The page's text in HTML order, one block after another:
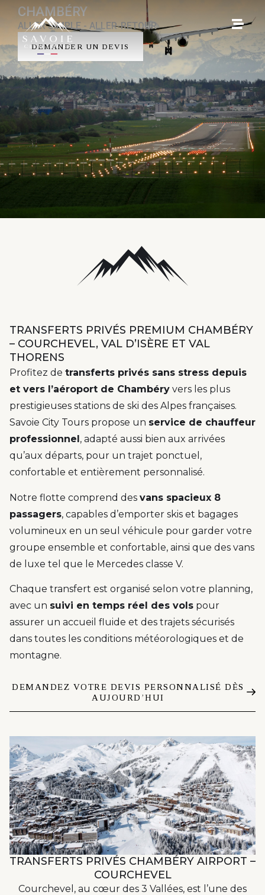
CHAMBÉRY
ALLER SIMPLE - ALLER-RETOUR
DEMANDER UN DEVIS
TRANSFERTS PRIVÉS PREMIUM CHAMBÉRY
– COURCHEVEL, VAL D’ISÈRE ET VAL
THORENS
Profitez de transferts privés sans stress depuis
et vers l’aéroport de Chambéry vers les plus
prestigieuses stations de ski des Alpes françaises.
Savoie City Tours propose un service de chauffeur
professionnel , adapté aussi bien aux arrivées
qu’aux départs, pour un trajet ponctuel,
confortable et entièrement personnalisé.
Notre flotte comprend des vans spacieux 8
passagers, capables d’emporter skis et bagages
volumineux en un seul véhicule pour garder votre
groupe ensemble et confortable, ainsi que des vans
de luxe tel que le Mercedes classe V.
Chaque transfert est organisé selon votre planning,
avec un suivi en temps réel des vols pour
assurer un accueil fluide et des trajets sécurisés
dans toutes les conditions météorologiques et de
montagne.
DEMANDEZ VOTRE DEVIS PERSONNALISÉ DÈS
AUJOURD’HUI
TRANSFERTS PRIVÉS CHAMBÉRY AIRPORT –
COURCHEVEL
Courchevel, au cœur des 3 Vallées, est l’une des